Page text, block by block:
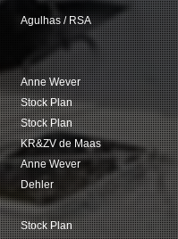
Agulhas / RSA
Anne Wever
Stock Plan
Stock Plan
KR&ZV de Maas
Anne Wever
Dehler
Stock Plan